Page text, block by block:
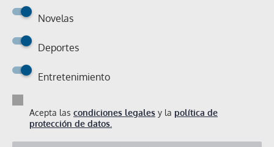
Novelas
Deportes
Entretenimiento
Acepta las condiciones legales y la política de
protección de datos.